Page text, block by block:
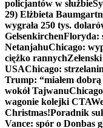
policjantów w służbie
29) Elżbieta
wygrała 250 tys.
GelsenkirchenFloryda:
NetanjahuChicago:
ciężko rannych
USAChicago:
Trump: “miałem
wokół Tajwanu
wagonie kolejki CTA
Christmas!Poradnik
Vance: spór o Donbas